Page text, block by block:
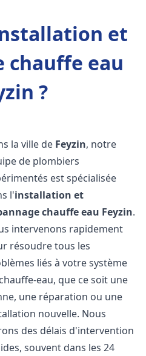
et
chauffe eau
?
la ville de Feyzin, notre
de plombiers
est spécialisée
l'installation et
chauffe eau Feyzin.
intervenons rapidement
résoudre tous les
liés à votre système
eau, que ce soit une
une réparation ou une
nouvelle. Nous
des délais d'intervention
souvent dans les 24